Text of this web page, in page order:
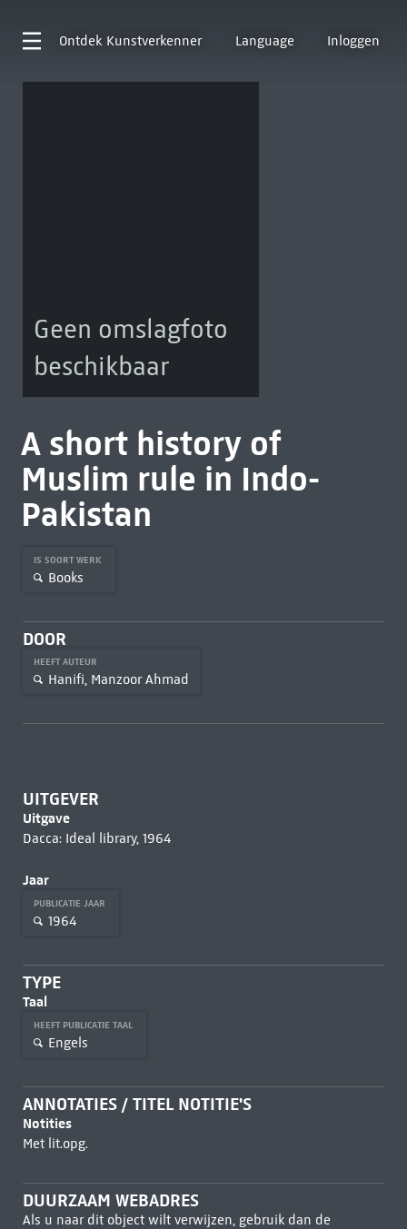
Ontdek Kunstverkenner Language Inloggen
Geen omslagfoto
beschikbaar
A short history of
Muslim rule in Indo-
Pakistan
IS SOORT WERK
Books
DOOR
HEEFT AUTEUR
Hanifi, Manzoor Ahmad
UITGEVER
Uitgave
Dacca: Ideal library, 1964
Jaar
PUBLICATIE JAAR
1964
TYPE
Taal
HEEFT PUBLICATIE TAAL
Engels
ANNOTATIES / TITEL NOTITIE'S
Notities
Met lit.opg.
DUURZAAM WEBADRES
Als u naar dit object wilt verwijzen, gebruik dan de